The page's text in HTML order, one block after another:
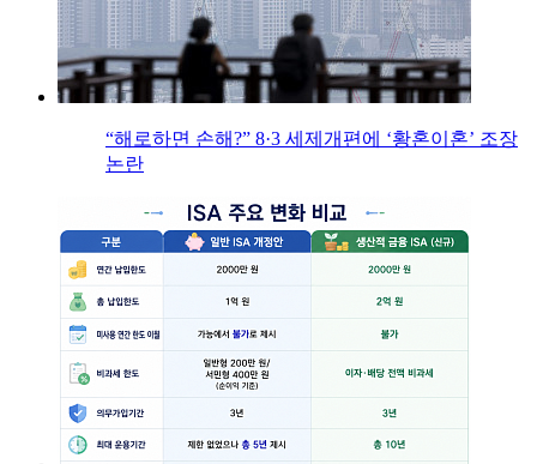
“해로하면 손해?” 8·3 세제개편에 ‘황혼이혼’ 조장
논란